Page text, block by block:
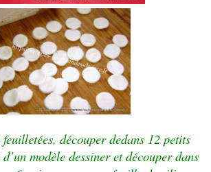
découper dedans 12 petits
modèle dessiner et découper dans